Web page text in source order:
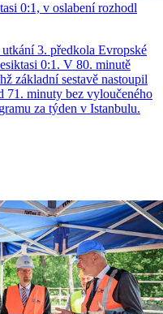
0:1, v oslabení rozhodl
3. předkola Evropské
0:1. V 80. minutě
základní sestavě nastoupil
71. minuty bez vyloučeného
za týden v Istanbulu.